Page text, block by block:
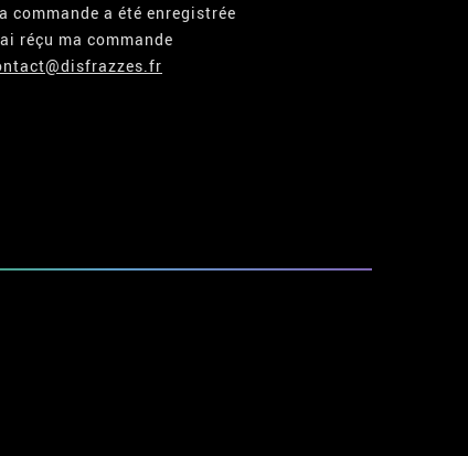
commande a été enregistrée
réçu ma commande